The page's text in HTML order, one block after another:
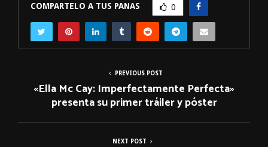
COMPARTELO A TUS PANAS 0
PREVIOUS POST
«Ella Mc Cay: Imperfectamente Perfecta»
presenta su primer tráiler y póster
NEXT POST